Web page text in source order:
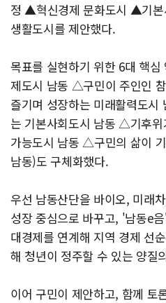
정 ▲혁신경제 문화도시 ▲기
생활도시를 제안했다.
목표를 실현하기 위한 6대 핵
제도시 남동 △구민이 주인인
즐기며 성장하는 미래활력도
는 기본사회도시 남동 △기후
가능도시 남동 △구민의 삶이
남동)도 구체화했다.
우선 남동산단을 바이오, 미래
성장 중심으로 바꾸고, '남동e
대경제를 연계해 지역 경제 선
해 청년이 정주할 수 있는 양질
이어 구민이 제안하고, 함께 토